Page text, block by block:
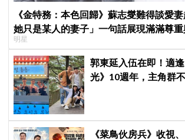
《金特務：本色回歸》蘇志燮難得談愛
她只是某人的妻子」一句話展現滿滿尊
明星
郭東延入伍在即！適
光》10週年，主角群
《菜鳥伙房兵》收視